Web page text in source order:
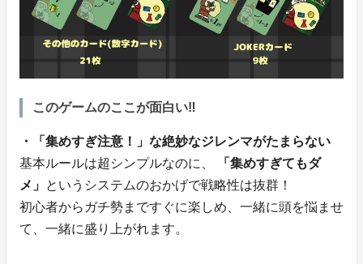
このゲームのここが面白い‼︎
・「集めすぎ注意！」な絶妙なジレンマがたまらない
基本ルールは超シンプルなのに、
「集めすぎてもダ
メ」 というシステムのおかげで戦略性は抜群！
初心者からガチ勢まですぐに楽しめ、一緒に頭を悩ませ
て、一緒に盛り上がれます。